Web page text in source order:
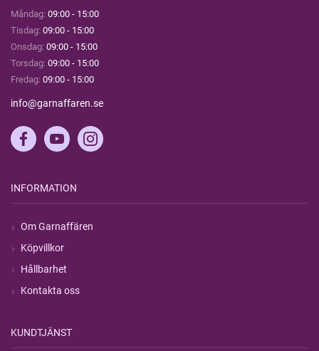
Måndag: 09:00 - 15:00
Tisdag: 09:00 - 15:00
Onsdag: 09:00 - 15:00
Torsdag: 09:00 - 15:00
Fredag: 09:00 - 15:00
info@garnaffaren.se
INFORMATION
Om Garnaffären
Köpvillkor
Hållbarhet
Kontakta oss
KUNDTJÄNST